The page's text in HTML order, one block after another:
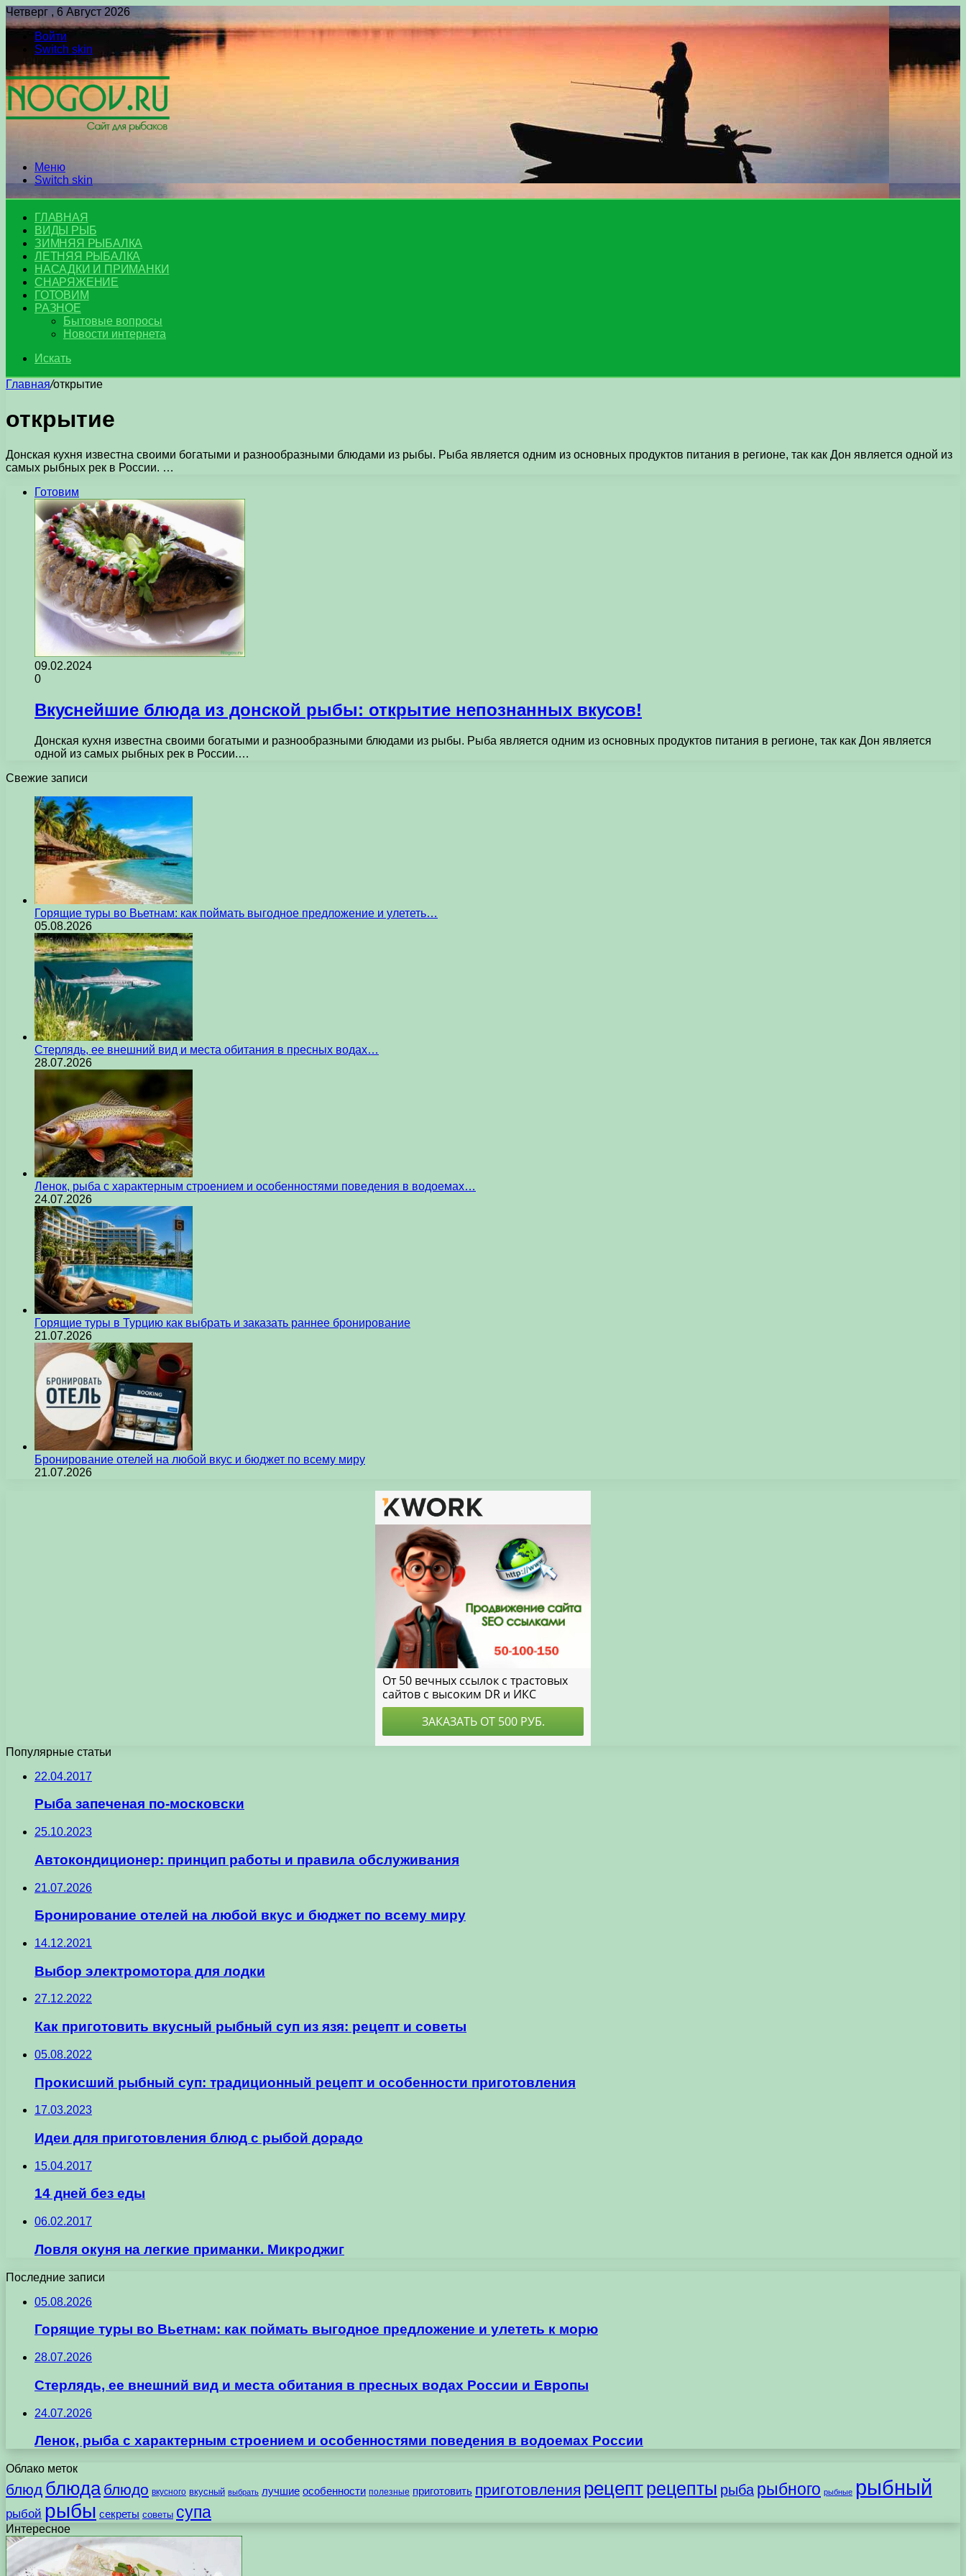
Четверг , 6 Август 2026
Войти
Switch skin
Меню
Switch skin
ГЛАВНАЯ
ВИДЫ РЫБ
ЗИМНЯЯ РЫБАЛКА
ЛЕТНЯЯ РЫБАЛКА
НАСАДКИ И ПРИМАНКИ
СНАРЯЖЕНИЕ
ГОТОВИМ
РАЗНОЕ
Бытовые вопросы
Новости интернета
Искать
Главная/открытие
открытие
Донская кухня известна своими богатыми и разнообразными блюдами из рыбы. Рыба является одним из основных продуктов питания в регионе, так как Дон является одной из
самых рыбных рек в России. …
Готовим
09.02.2024
0
Вкуснейшие блюда из донской рыбы: открытие непознанных вкусов!
Донская кухня известна своими богатыми и разнообразными блюдами из рыбы. Рыба является одним из основных продуктов питания в регионе, так как Дон является
одной из самых рыбных рек в России.…
Свежие записи
Горящие туры во Вьетнам: как поймать выгодное предложение и улететь…
05.08.2026
Стерлядь, ее внешний вид и места обитания в пресных водах…
28.07.2026
Ленок, рыба с характерным строением и особенностями поведения в водоемах…
24.07.2026
Горящие туры в Турцию как выбрать и заказать раннее бронирование
21.07.2026
Бронирование отелей на любой вкус и бюджет по всему миру
21.07.2026
Популярные статьи
22.04.2017
Рыба запеченая по-московски
25.10.2023
Автокондиционер: принцип работы и правила обслуживания
21.07.2026
Бронирование отелей на любой вкус и бюджет по всему миру
14.12.2021
Выбор электромотора для лодки
27.12.2022
Как приготовить вкусный рыбный суп из язя: рецепт и советы
05.08.2022
Прокисший рыбный суп: традиционный рецепт и особенности приготовления
17.03.2023
Идеи для приготовления блюд с рыбой дорадо
15.04.2017
14 дней без еды
06.02.2017
Ловля окуня на легкие приманки. Микроджиг
Последние записи
05.08.2026
Горящие туры во Вьетнам: как поймать выгодное предложение и улететь к морю
28.07.2026
Стерлядь, ее внешний вид и места обитания в пресных водах России и Европы
24.07.2026
Ленок, рыба с характерным строением и особенностями поведения в водоемах России
Облако меток
блюд блюда блюдо вкусного вкусный выбрать лучшие особенности полезные приготовить приготовления рецептрецепты рыба рыбного рыбные рыбный
рыбой рыбы секреты советы супа
Интересное